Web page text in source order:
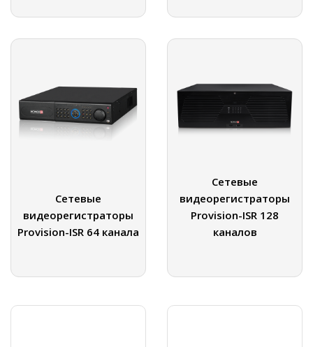
Сетевые
видеорегистраторы
Provision-ISR 64 канала
Сетевые
видеорегистраторы
Provision-ISR 128
каналов